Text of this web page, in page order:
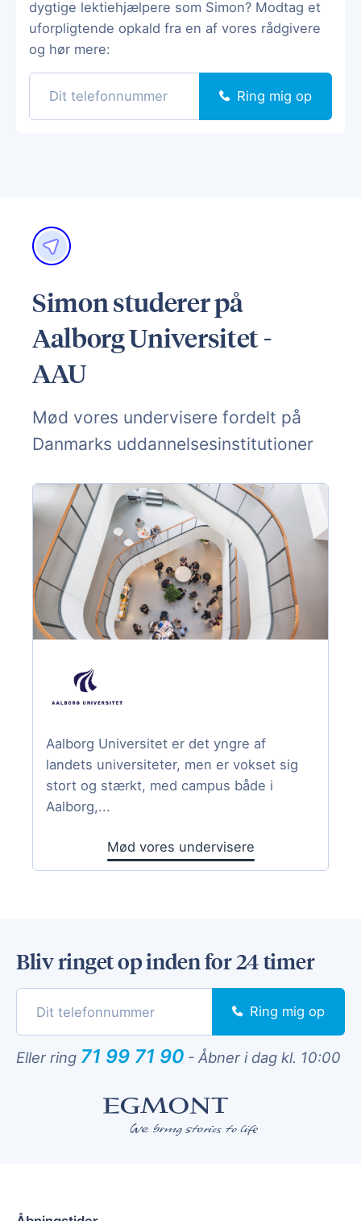
dygtige lektiehjælpere som Simon? Modtag et
uforpligtende opkald fra en af vores rådgivere
og hør mere:
Ring mig op
Simon studerer på
Aalborg Universitet -
AAU
Mød vores undervisere fordelt på
Danmarks uddannelsesinstitutioner
Aalborg Universitet er det yngre af
landets universiteter, men er vokset sig
stort og stærkt, med campus både i
Aalborg,...
Mød vores undervisere
Bliv ringet op inden for 24 timer
Ring mig op
Eller ring 71 99 71 90 - Åbner i dag kl. 10:00